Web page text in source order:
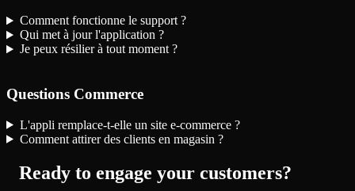
Comment fonctionne le support ?
Qui met à jour l'application ?
Je peux résilier à tout moment ?
Questions Commerce
L'appli remplace-t-elle un site e-commerce ?
Comment attirer des clients en magasin ?
Ready to engage your customers?